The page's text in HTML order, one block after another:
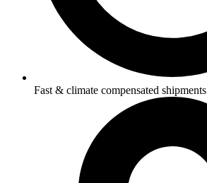
Fast & climate compensated shipments